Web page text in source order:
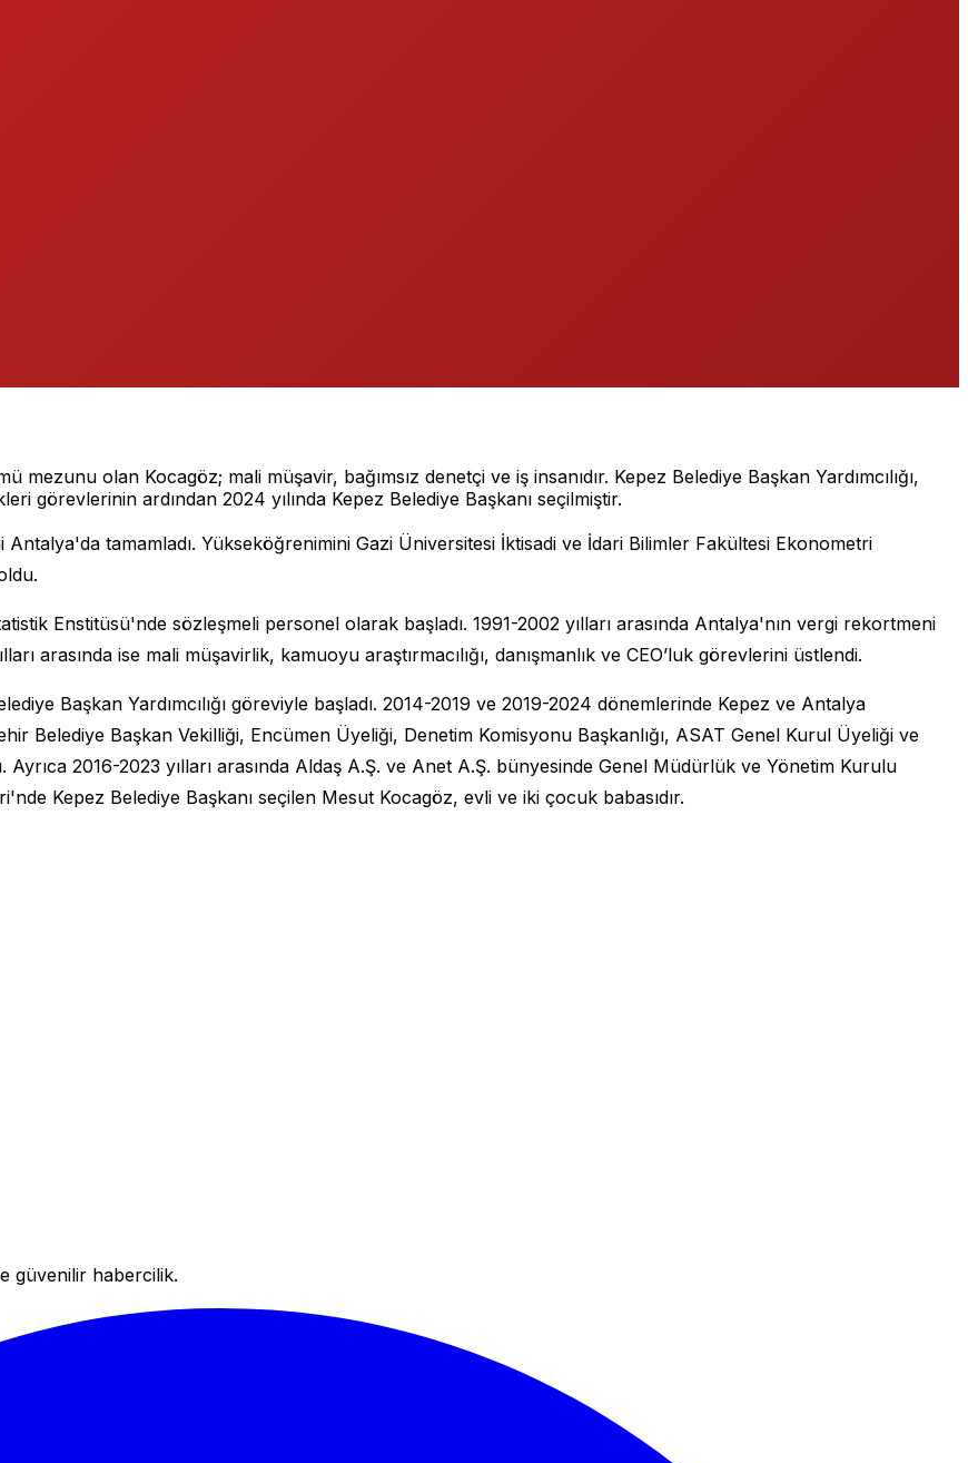
olan Kocagöz; mali müşavir, bağımsız denetçi ve iş insanıdır. Kepez Belediye Başkan Yardımcılığı,
görevlerinin ardından 2024 yılında Kepez Belediye Başkanı seçilmiştir.
tamamladı. Yükseköğrenimini Gazi Üniversitesi İktisadi ve İdari Bilimler Fakültesi Ekonometri
Enstitüsü'nde sözleşmeli personel olarak başladı. 1991-2002 yılları arasında Antalya'nın vergi rekortmeni
arasında ise mali müşavirlik, kamuoyu araştırmacılığı, danışmanlık ve CEO’luk görevlerini üstlendi.
Başkan Yardımcılığı göreviyle başladı. 2014-2019 ve 2019-2024 dönemlerinde Kepez ve Antalya
Belediye Başkan Vekilliği, Encümen Üyeliği, Denetim Komisyonu Başkanlığı, ASAT Genel Kurul Üyeliği ve
2016-2023 yılları arasında Aldaş A.Ş. ve Anet A.Ş. bünyesinde Genel Müdürlük ve Yönetim Kurulu
Kepez Belediye Başkanı seçilen Mesut Kocagöz, evli ve iki çocuk babasıdır.
güvenilir habercilik.